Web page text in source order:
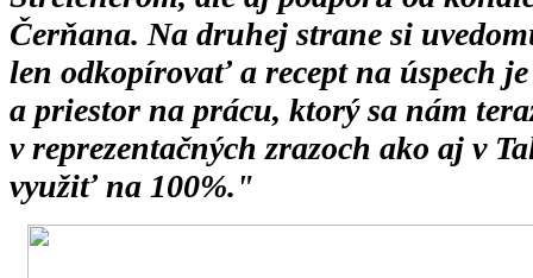
Čerňana. Na druhej strane si
len odkopírovať a recept na úspech
a priestor na prácu, ktorý sa nám
v reprezentačných zrazoch ako aj v
využiť na 100%."